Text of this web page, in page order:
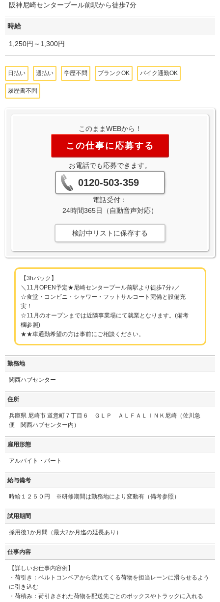
阪神尼崎センタープール前駅から徒歩7分
時給
1,250円～1,300円
日払い 週払い 学歴不問 ブランクOK バイク通勤OK
履歴書不問
このままWEBから！
この仕事に応募する
お電話でも応募できます。
0120-503-359
電話受付：
24時間365日（自動音声対応）
検討中リストに保存する
【3hパック】
＼11月OPEN予定★尼崎センタープール前駅より徒歩7分♪／
☆食堂・コンビニ・シャワー・フットサルコート完備と設備充
実！
☆11月のオープンまでは近隣事業場にて就業となります。(備考
欄参照)
★★車通勤希望の方は事前にご相談ください。
勤務地
関西ハブセンター
住所
兵庫県 尼崎市 道意町７丁目６ ＧＬＰ ＡＬＦＡＬＩＮＫ尼崎（佐川急
便 関西ハブセンター内）
雇用形態
アルバイト・パート
給与備考
時給１２５０円 ※研修期間は勤務地により変動有（備考参照）
試用期間
採用後1か月間（最大2か月迄の延長あり）
仕事内容
【詳しいお仕事内容例】
・荷引き：ベルトコンベアから流れてくる荷物を担当レーンに滑らせるよう
に引き込む
・荷積み：荷引きされた荷物を配送先ごとのボックスやトラックに入れる